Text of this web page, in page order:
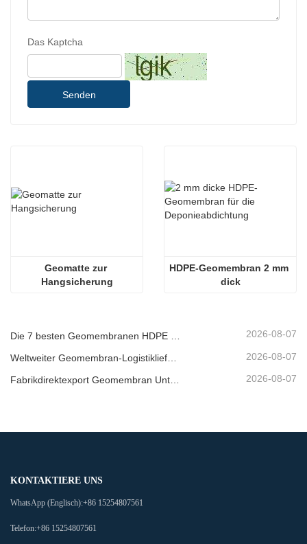
Das Kaptcha
Senden
Geomatte zur
Hangsicherung
HDPE-Geomembran 2 mm
dick
2026-08-07
2026-08-07
2026-08-07
KONTAKTIERE UNS
WhatsApp (Englisch):+86 15254807561
Telefon:+86 15254807561